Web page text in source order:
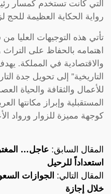
التي كانت تستخدم كمسار
رواية الحكاية العظيمة للحج
تأتي هذه التوجيهات العليا
اهتمامه بالحفاظ على التراث
والاقتصادية في المملكة.
التاريخية” إلى تحويل جدة
للأعمال والثقافة والحياة
المستقبلية وإبراز مكانتها
كوجهة مميزة للزوار ورواد
المقال السابق: عاجل…
استعداداً للرحيل
المقال التالي: الجوازات
خلال إجازة